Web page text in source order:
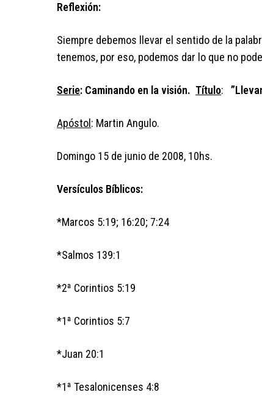
Reflexión:
Siempre debemos llevar el sentido de la
tenemos, por eso, podemos dar lo que no
Serie: Caminando en la visión. Título:
Apóstol : Martin Angulo.
Domingo 15 de junio de 2008, 10hs.
Versículos Bíblicos:
*Marcos 5:19; 16:20; 7:24
*Salmos 139:1
*2ª Corintios 5:19
*1ª Corintios 5:7
*Juan 20:1
*1ª Tesalonicenses 4:8